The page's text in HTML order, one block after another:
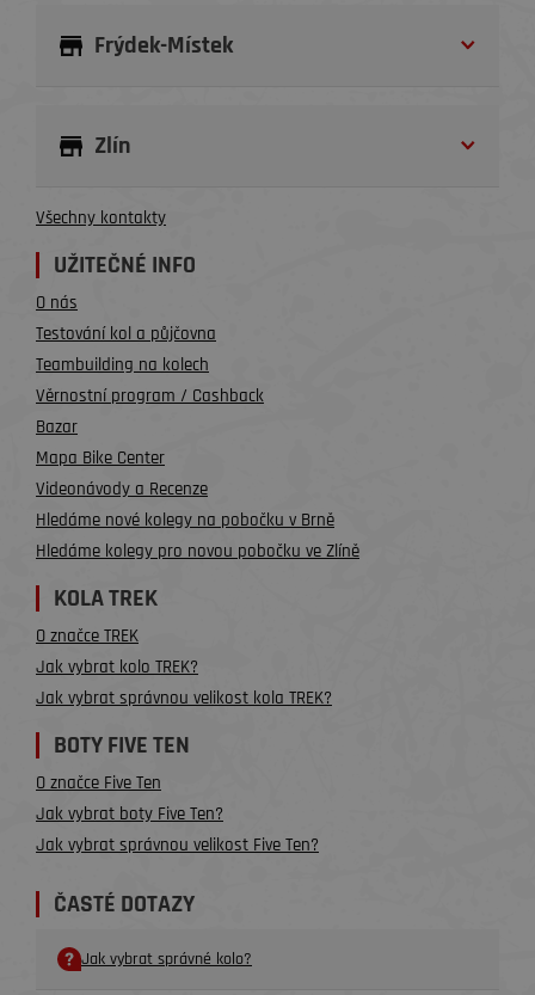
Frýdek-Místek
Zlín
Všechny kontakty
UŽITEČNÉ INFO
O nás
Testování kol a půjčovna
Teambuilding na kolech
Věrnostní program / Cashback
Bazar
Mapa Bike Center
Videonávody a Recenze
Hledáme nové kolegy na pobočku v Brně
Hledáme kolegy pro novou pobočku ve Zlíně
KOLA TREK
O značce TREK
Jak vybrat kolo TREK?
Jak vybrat správnou velikost kola TREK?
BOTY FIVE TEN
O značce Five Ten
Jak vybrat boty Five Ten?
Jak vybrat správnou velikost Five Ten?
ČASTÉ DOTAZY
Jak vybrat správné kolo?